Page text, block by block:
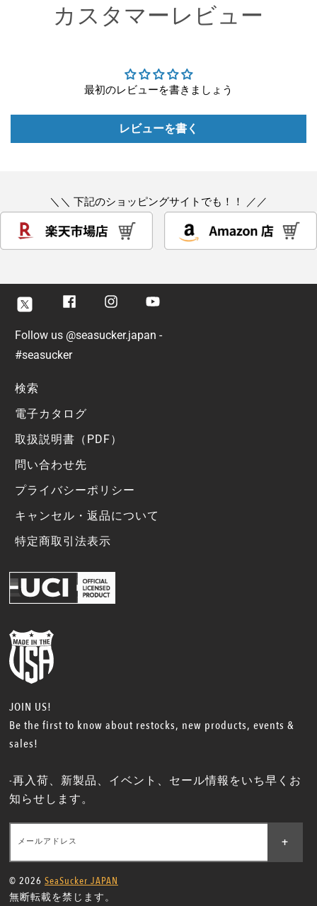
量
減
リ
ン
数
量
を
増
カスタマーレビュー
最初のレビューを書きましょう
レビューを書く
＼＼ 下記のショッピングサイトでも！！ ／／
Twitter Facebook InstagramYoutube
Follow us @seasucker.japan -
#seasucker
検索
電子カタログ
取扱説明書（PDF）
問い合わせ先
プライバシーポリシー
キャンセル・返品について
特定商取引法表示
JOIN US!
Be the first to know about restocks, new products, events &
sales!
-再入荷、新製品、イベント、セール情報をいち早くお
知らせします。
メールアドレス +
© 2026 SeaSucker JAPAN
無断転載を禁じます。